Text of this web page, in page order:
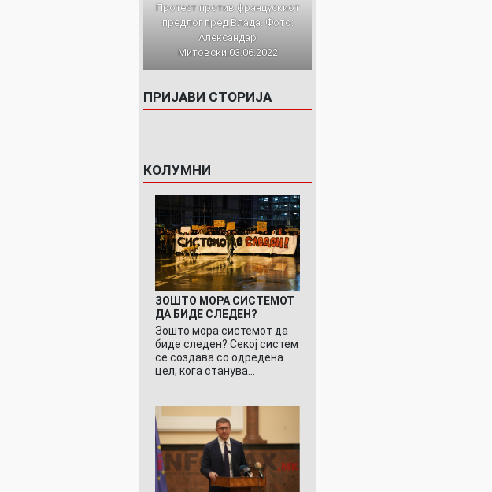
Протест против францускиот
предлог пред Влада. Фото:
Александар
Митовски,03.06.2022
ПРИЈАВИ СТОРИЈА
КОЛУМНИ
ЗОШТО МОРА СИСТЕМОТ
ДА БИДЕ СЛЕДЕН?
Зошто мора системот да
биде следен? Секој систем
се создава со одредена
цел, кога станува…